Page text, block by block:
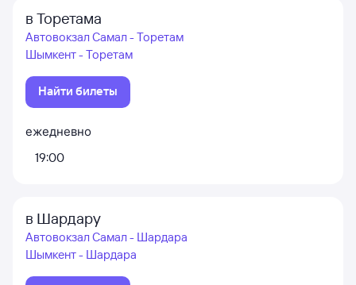
в Торетама
Автовокзал Самал - Торетам
Шымкент - Торетам
Найти билеты
ежедневно
19:00
в Шардару
Автовокзал Самал - Шардара
Шымкент - Шардара